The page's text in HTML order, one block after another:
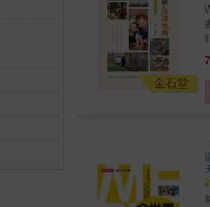
金石堂
書特色 《紐西
7
每